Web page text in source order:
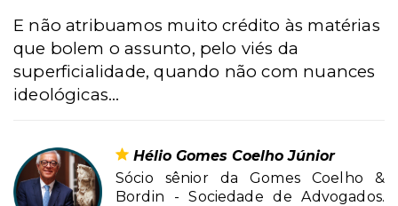
E não atribuamos muito crédito às matérias
que bolem o assunto, pelo viés da
superficialidade, quando não com nuances
ideológicas...
Hélio Gomes Coelho Júnior
Sócio sênior da Gomes Coelho &
Bordin - Sociedade de Advogados.